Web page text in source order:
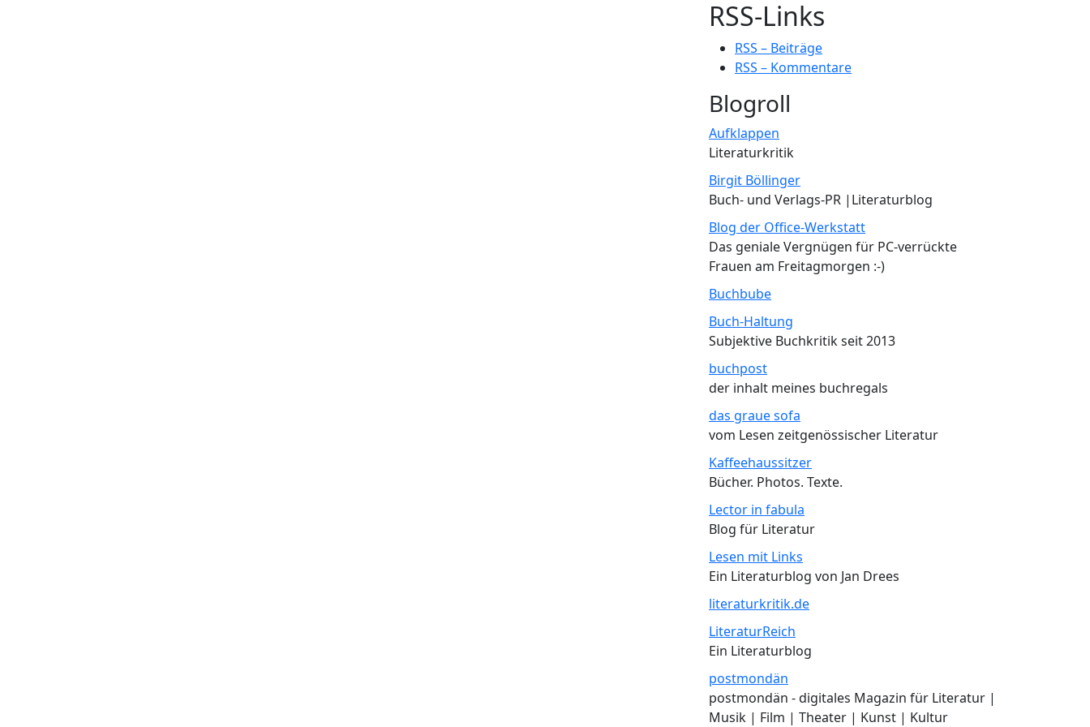
RSS-Links
RSS – Beiträge
RSS – Kommentare
Blogroll
Aufklappen
Literaturkritik
Birgit Böllinger
Buch- und Verlags-PR |Literaturblog
Blog der Office-Werkstatt
Das geniale Vergnügen für PC-verrückte
Frauen am Freitagmorgen :-)
Buchbube
Buch-Haltung
Subjektive Buchkritik seit 2013
buchpost
der inhalt meines buchregals
das graue sofa
vom Lesen zeitgenössischer Literatur
Kaffeehaussitzer
Bücher. Photos. Texte.
Lector in fabula
Blog für Literatur
Lesen mit Links
Ein Literaturblog von Jan Drees
literaturkritik.de
LiteraturReich
Ein Literaturblog
postmondän
postmondän - digitales Magazin für Literatur |
Musik | Film | Theater | Kunst | Kultur